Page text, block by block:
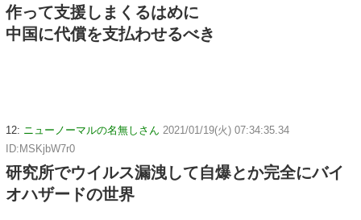
作って支援しまくるはめに
中国に代償を支払わせるべき
12: ニューノーマルの名無しさん 2021/01/19(火) 07:34:35.34
ID:MSKjbW7r0
研究所でウイルス漏洩して自爆とか完全にバイ
オハザードの世界